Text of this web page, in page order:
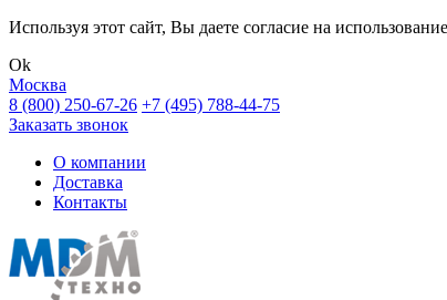
Используя этот сайт, Вы даете согласие на
Ok
Москва
8 (800) 250-67-26 +7 (495) 788-44-75
Заказать звонок
О компании
Доставка
Контакты